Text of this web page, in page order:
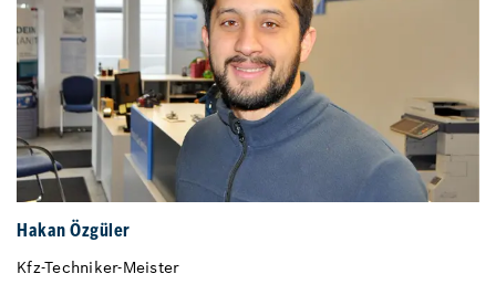
Hakan Özgüler
Kfz-Techniker-Meister